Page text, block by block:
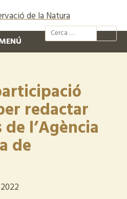
@xcn.cat
redactar
l’Agència
de